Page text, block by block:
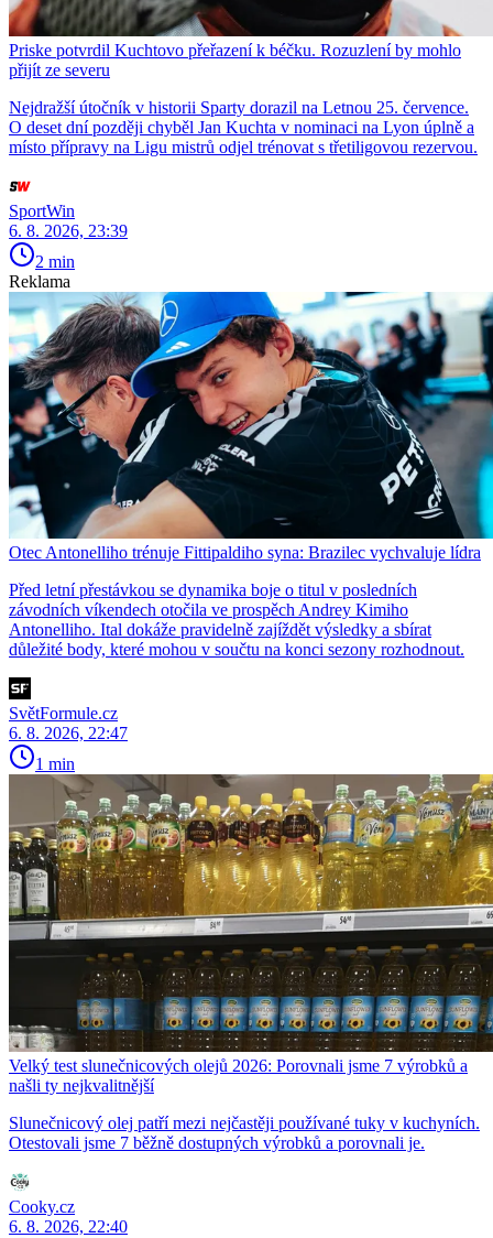
Priske potvrdil Kuchtovo přeřazení k béčku. Rozuzlení by mohlo
přijít ze severu
Nejdražší útočník v historii Sparty dorazil na Letnou 25. července.
O deset dní později chyběl Jan Kuchta v nominaci na Lyon úplně a
místo přípravy na Ligu mistrů odjel trénovat s třetiligovou rezervou.
SportWin
6. 8. 2026, 23:39
2 min
Reklama
Otec Antonelliho trénuje Fittipaldiho syna: Brazilec vychvaluje lídra
Před letní přestávkou se dynamika boje o titul v posledních
závodních víkendech otočila ve prospěch Andrey Kimiho
Antonelliho. Ital dokáže pravidelně zajíždět výsledky a sbírat
důležité body, které mohou v součtu na konci sezony rozhodnout.
SvětFormule.cz
6. 8. 2026, 22:47
1 min
Velký test slunečnicových olejů 2026: Porovnali jsme 7 výrobků a
našli ty nejkvalitnější
Slunečnicový olej patří mezi nejčastěji používané tuky v kuchyních.
Otestovali jsme 7 běžně dostupných výrobků a porovnali je.
Cooky.cz
6. 8. 2026, 22:40